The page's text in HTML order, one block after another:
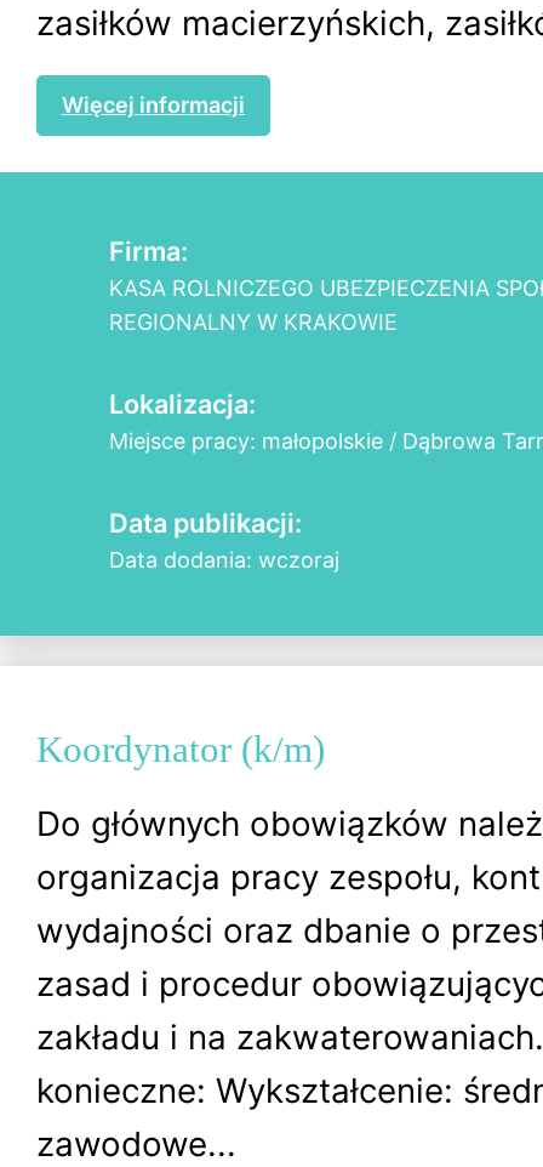
zasiłków macierzyńskich,
Więcej informacji
Firma:
KASA ROLNICZEGO UBEZPIECZENIA
REGIONALNY W KRAKOWIE
Lokalizacja:
Miejsce pracy: małopolskie / Dąbrowa
Data publikacji:
Data dodania: wczoraj
Koordynator (k/m)
Do głównych obowiązków
organizacja pracy zespołu,
wydajności oraz dbanie o
zasad i procedur
zakładu i na
konieczne: Wykształcenie:
zawodowe...